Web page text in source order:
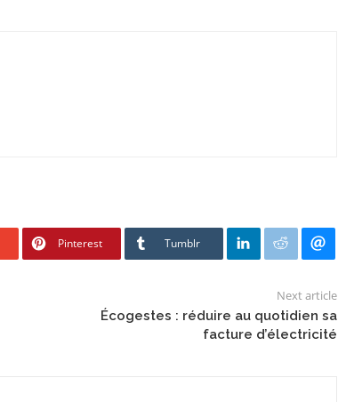
Pinterest Tumblr
Next article
Écogestes : réduire au quotidien sa
facture d’électricité